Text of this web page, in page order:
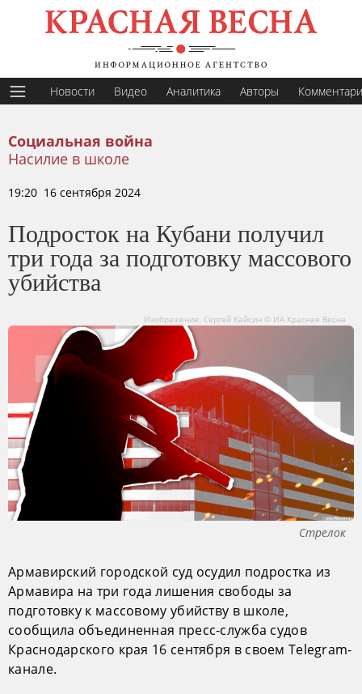
Новости Видео Аналитика Авторы
Социальная война
Насилие в школе
19:20 16 сентября 2024
Подросток на Кубани получил
три года за подготовку массового
убийства
Изображение: Сергей Кайсин © ИА Красная Весна
Стрелок
Армавирский городской суд осудил подростка из
Армавира на три года лишения свободы за
подготовку к массовому убийству в школе,
сообщила объединенная пресс-служба судов
Краснодарского края 16 сентября в своем Telegram-
канале.